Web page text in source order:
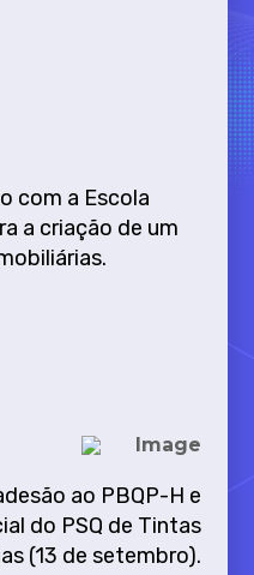
com a Escola
a criação de um
ao PBQP-H e
do PSQ de Tintas
(13 de setembro).